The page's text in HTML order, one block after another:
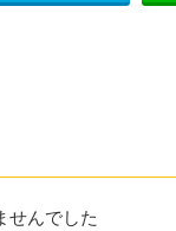
せんでした